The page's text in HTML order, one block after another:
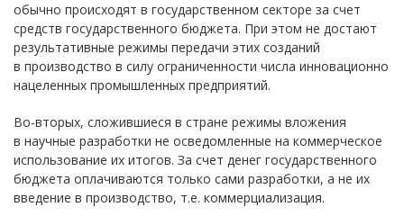
обычно происходят в государственном секторе за счет
средств государственного бюджета. При этом не достают
результативные режимы передачи этих созданий
в производство в силу ограниченности числа инновационно
нацеленных промышленных предприятий.
Во-вторых, сложившиеся в стране режимы вложения
в научные разработки не осведомленные на коммерческое
использование их итогов. За счет денег государственного
бюджета оплачиваются только сами разработки, а не их
введение в производство, т.е. коммерциализация.